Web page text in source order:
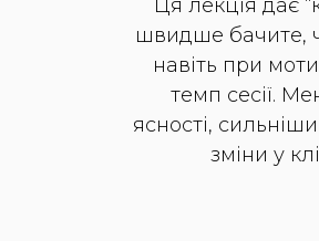
Ця лекція дає
швидше бачите,
навіть при
темп сесії.
ясності,
зміни у